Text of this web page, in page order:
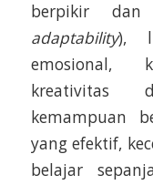
berpikir
adaptability),
emosional,
kreativitas
kemampuan
yang efektif,
belajar